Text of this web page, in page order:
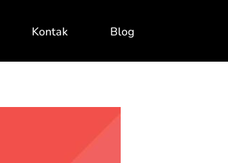
Kontak Blog